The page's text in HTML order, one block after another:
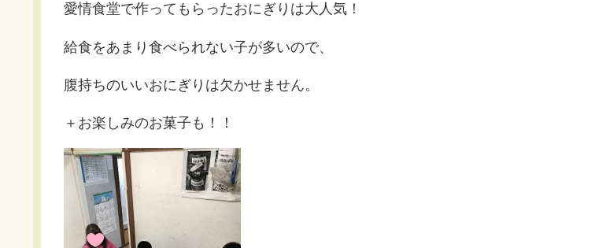
愛情食堂で作ってもらったおにぎりは大人気！
給食をあまり食べられない子が多いので、
腹持ちのいいおにぎりは欠かせません。
＋お楽しみのお菓子も！！